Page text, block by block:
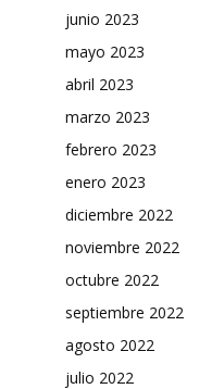
junio 2023
mayo 2023
abril 2023
marzo 2023
febrero 2023
enero 2023
diciembre 2022
noviembre 2022
octubre 2022
septiembre 2022
agosto 2022
julio 2022